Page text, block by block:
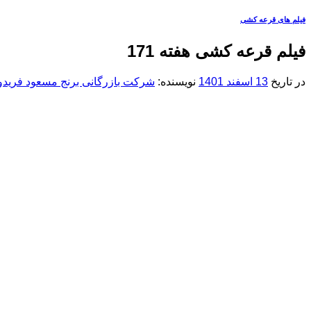
فیلم های قرعه کشی
فیلم قرعه کشی هفته 171
در تاریخ 13 اسفند 1401 نویسنده: شرکت بازرگانی برنج مسعود